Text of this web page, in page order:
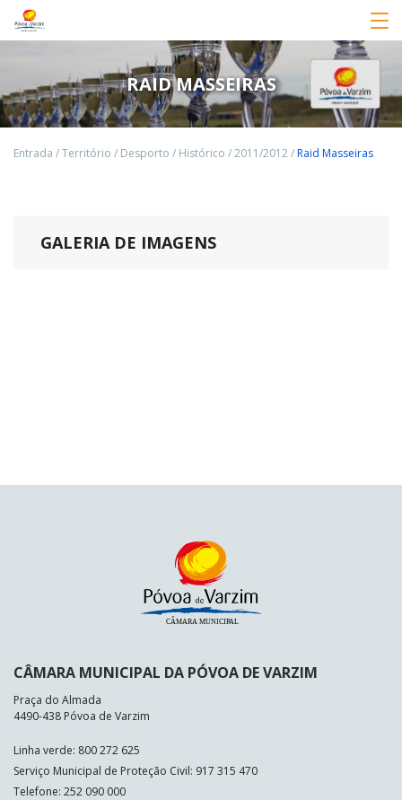
RAID MASSEIRAS
Entrada /Território / Desporto / Histórico /2011/2012/Raid Masseiras
GALERIA DE IMAGENS
CÂMARA MUNICIPAL DA PÓVOA DE VARZIM
Praça do Almada
4490-438 Póvoa de Varzim
Linha verde: 800 272 625
Serviço Municipal de Proteção Civil: 917 315 470
Telefone: 252 090 000